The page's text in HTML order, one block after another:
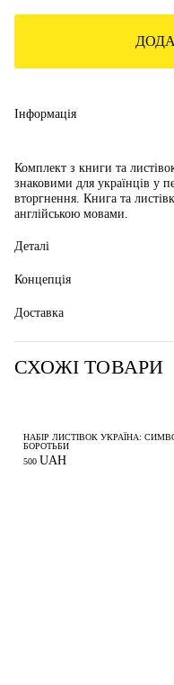
Інформація
Комплект з книги та
знаковими для українців у
вторгнення. Книга та
англійською мовами.
Деталі
Концепція
Доставка
СХОЖІ ТОВАРИ
НАБІР ЛИСТІВОК УКРАЇНА:
БОРОТЬБИ
500 UAH